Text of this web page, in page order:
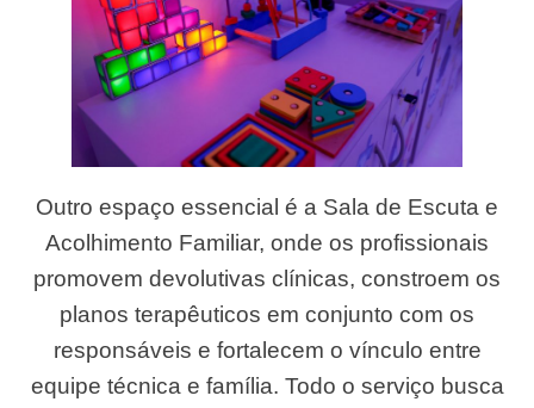
Outro espaço essencial é a Sala de Escuta e
Acolhimento Familiar, onde os profissionais
promovem devolutivas clínicas, constroem os
planos terapêuticos em conjunto com os
responsáveis e fortalecem o vínculo entre
equipe técnica e família. Todo o serviço busca